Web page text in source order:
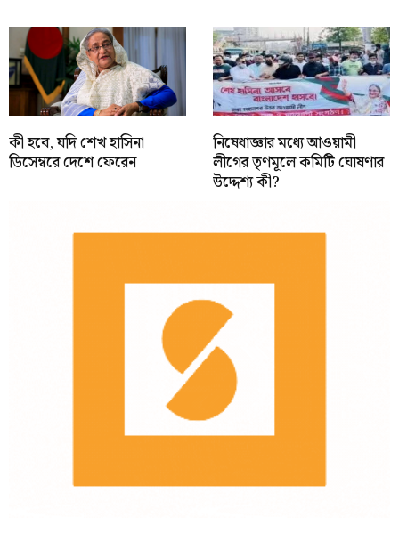
কী হবে, যদি শেখ হাসিনা
ডিসেম্বরে দেশে ফেরেন
নিষেধাজ্ঞার মধ্যে আওয়ামী
লীগের তৃণমূলে কমিটি ঘোষণার
উদ্দেশ্য কী?